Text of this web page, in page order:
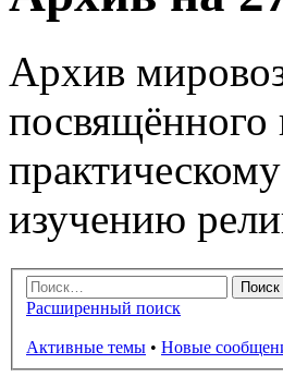
Архив
изучению
Расширенный поиск
Активные темы • Новые